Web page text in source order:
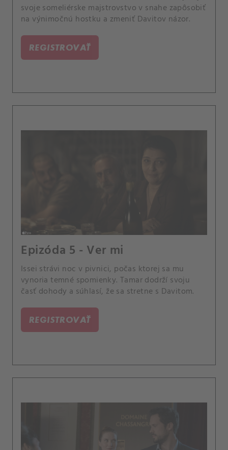
svoje someliérske majstrovstvo v snahe zapôsobiť
na výnimočnú hostku a zmeniť Davitov názor.
REGISTROVAŤ
Epizóda 5 - Ver mi
Issei strávi noc v pivnici, počas ktorej sa mu
vynoria temné spomienky. Tamar dodrží svoju
časť dohody a súhlasí, že sa stretne s Davitom.
REGISTROVAŤ